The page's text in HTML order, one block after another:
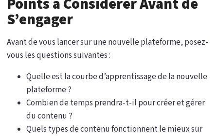
Points à Considérer Avant de
S’engager
Avant de vous lancer sur une nouvelle plateforme, posez-
vous les questions suivantes :
Quelle est la courbe d’apprentissage de la nouvelle
plateforme ?
Combien de temps prendra-t-il pour créer et gérer
du contenu ?
Quels types de contenu fonctionnent le mieux sur